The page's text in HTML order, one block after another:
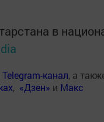
в
Telegram-канал, а
, «Дзен» и Макс